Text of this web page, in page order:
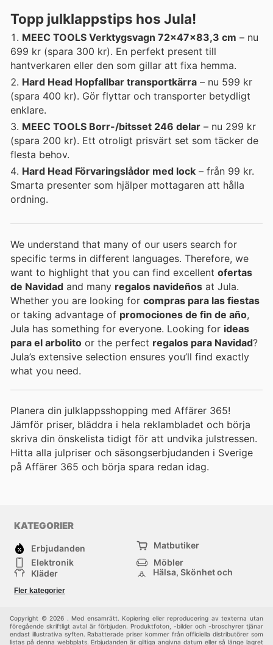
Topp julklappstips hos Jula!
MEEC TOOLS Verktygsvagn 72x47x83,3 cm – nu
699 kr (spara 300 kr). En perfekt present till
hantverkaren eller den som gillar att fixa hemma.
Hard Head Hopfallbar transportkärra – nu 599 kr
(spara 400 kr). Gör flyttar och transporter betydligt
enklare.
MEEC TOOLS Borr-/bitsset 246 delar – nu 299 kr
(spara 200 kr). Ett otroligt prisvärt set som täcker de
flesta behov.
Hard Head Förvaringslådor med lock – från 99 kr.
Smarta presenter som hjälper mottagaren att hålla
ordning.
We understand that many of our users search for
specific terms in different languages. Therefore, we
want to highlight that you can find excellent ofertas
de Navidad and many regalos navideños at Jula.
Whether you are looking for compras para las fiestas
or taking advantage of promociones de fin de año,
Jula has something for everyone. Looking for ideas
para el arbolito or the perfect regalos para Navidad?
Jula’s extensive selection ensures you’ll find exactly
what you need.
Planera din julklappsshopping med Affärer 365!
Jämför priser, bläddra i hela reklambladet och börja
skriva din önskelista tidigt för att undvika julstressen.
Hitta alla julpriser och säsongserbjudanden i Sverige
på Affärer 365 och börja spara redan idag.
KATEGORIER
Erbjudanden
Matbutiker
Elektronik
Möbler
Kläder
Hälsa, Skönhet och
Bygg & Trädgård
Fler kategorier
Copyright © 2026 . Med ensamrätt. Kopiering eller reproducering av texterna utan
föregående skriftligt avtal är förbjuden. Produktfoton, -bilder och -broschyrer tjänar
endast illustrativa syften. Rabatterade priser kommer från officiella distributörer som
listas på denna webbplats. Erbjudanden är giltiga angivna datum eller så länge lagret